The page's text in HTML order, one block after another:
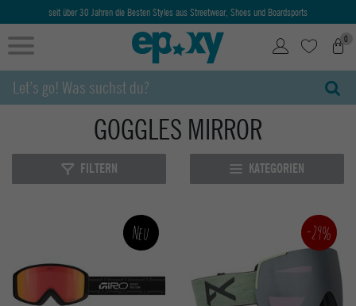
seit über 30 Jahren die Besten Styles aus Streetwear, Shoes und Boardsports
0
GOGGLES MIRROR
FILTERN KATEGORIEN
Neu -29%